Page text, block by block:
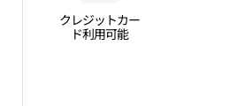
クレジットカー
ド利用可能